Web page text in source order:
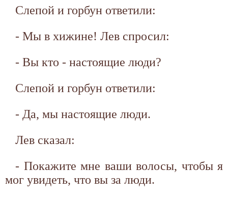
Слепой и горбун ответили:
- Мы в хижине! Лев спросил:
- Вы кто - настоящие люди?
Слепой и горбун ответили:
- Да, мы настоящие люди.
Лев сказал:
- Покажите мне ваши волосы, чтобы я
мог увидеть, что вы за люди.